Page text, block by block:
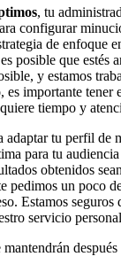
, tu
configurar
de enfoque
posible que estés
y estamos
importante tener
tiempo y
tu perfil de
para tu
obtenidos
pedimos un poco
Estamos seguros
servicio